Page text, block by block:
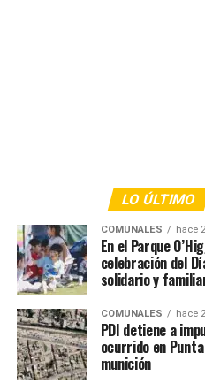
LO ÚLTIMO
COMUNALES hace
En el Parque
celebración del
solidario y
COMUNALES hace
PDI detiene a
ocurrido en
munición